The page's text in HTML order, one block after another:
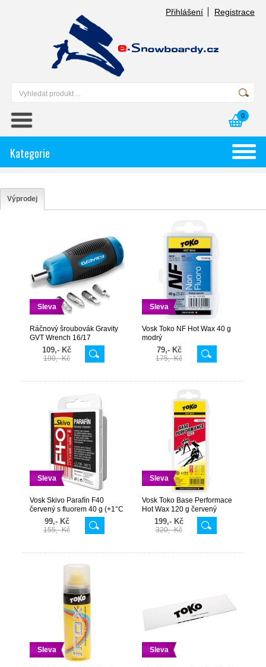
Přihlášení Registrace
0
Kategorie
Výprodej
Sleva
Ráčnový šroubovák Gravity
GVT Wrench 16/17
109,- Kč
190,- Kč
Sleva
Vosk Toko NF Hot Wax 40 g
modrý
79,- Kč
175,- Kč
Sleva
Vosk Skivo Parafín F40
červený s fluorem 40 g (+1°C
a vyšší)99,- Kč
155,- Kč
Sleva
Vosk Toko Base Performace
Hot Wax 120 g červený
199,- Kč
320,- Kč
Sleva Sleva